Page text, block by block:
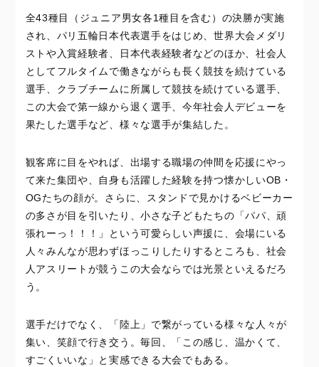
全43種目（ジュニア男女各1種目を含む）の決勝が実施
され、パリ五輪日本代表選手をはじめ、世界大会メダリ
ストや入賞経験者、日本代表経験者などのほか、社会人
としてフルタイムで働きながらも長く競技を続けている
選手、クラブチームに所属して競技を続けている選手、
この大会で第一線から退く選手、今年社会人デビューを
果たした選手など、様々な選手が集結した。
観客席に目をやれば、出場する職場の仲間を応援にやっ
て来た集団や、自身も活躍した経験を持つ懐かしいOB・
OGたちの顔が。さらに、スタンドで見かけるベビーカー
の多さが目を引いたり、小さな子どもたちの「パパ、頑
張れーっ！！！」という可愛らしい声援に、会場にいる
人々みんなが思わずほっこりしたりするところも、社会
人アスリートが競うこの大会ならでは光景といえるだろ
う。
選手だけでなく、「陸上」で繋がっている様々な人々が
集い、笑顔で行き交う。毎回、「この感じ、温かくて、
すごくいいな」と実感できる大会でもある。